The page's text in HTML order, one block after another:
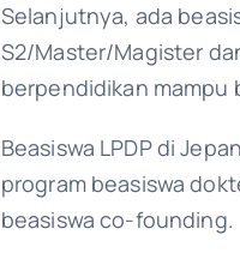
Selanjutnya, ada
S2/Master/Magister
berpendidikan mampu
Beasiswa LPDP di
program beasiswa
beasiswa co-founding.